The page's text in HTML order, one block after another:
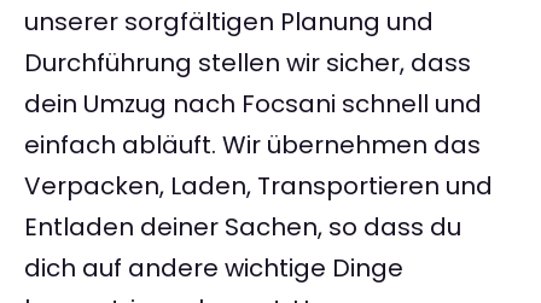
unserer sorgfältigen Planung und
Durchführung stellen wir sicher, dass
dein Umzug nach Focsani schnell und
einfach abläuft. Wir übernehmen das
Verpacken, Laden, Transportieren und
Entladen deiner Sachen, so dass du
dich auf andere wichtige Dinge